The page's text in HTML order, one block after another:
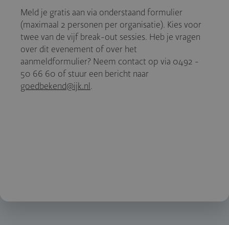
Meld je gratis aan via onderstaand formulier
(maximaal 2 personen per organisatie). Kies voor
twee van de vijf break-out sessies. Heb je vragen
over dit evenement of over het
aanmeldformulier? Neem contact op via 0492 -
50 66 60 of stuur een bericht naar
goedbekend@ijk.nl.